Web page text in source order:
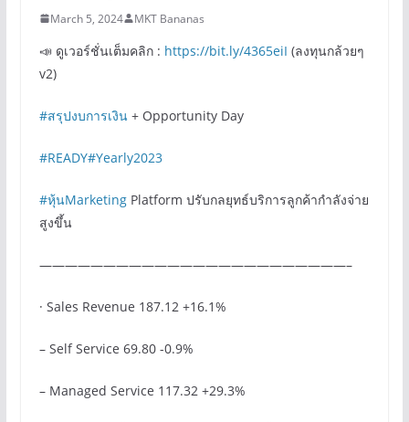
March 5, 2024 MKT Bananas
📣 ดูเวอร์ชั่นเต็มคลิก : https://bit.ly/4365eiI (ลงทุนกล้วยๆ
v2)
#สรุปงบการเงิน+ Opportunity Day
#READY#Yearly2023
#หุ้นMarketingPlatform ปรับกลยุทธ์บริการลูกค้ากำลังจ่าย
สูงขึ้น
————————————————————————–
· Sales Revenue 187.12 +16.1%
– Self Service 69.80 -0.9%
– Managed Service 117.32 +29.3%